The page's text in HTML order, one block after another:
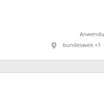
bundesweit +1